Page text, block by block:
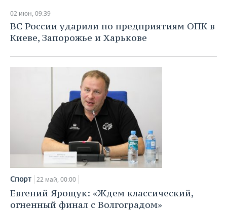
02 июн, 09:39
ВС России ударили по предприятиям ОПК в
Киеве, Запорожье и Харькове
Спорт 22 май, 00:00
Евгений Ярощук: «Ждем классический,
огненный финал с Волгоградом»